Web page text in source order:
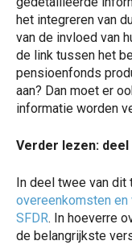
het integreren van
van de invloed van
de link tussen het
pensioenfonds
aan? Dan moet er
informatie worden
Verder lezen: deel
In deel twee van dit
overeenkomsten
SFDR. In hoeverre
de belangrijkste